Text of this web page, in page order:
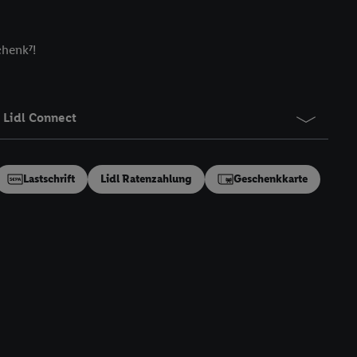
Lidl Connect
Lastschrift Lidl Ratenzahlung Geschenkkarte
gilt auch für die
für Werbung und
und
Informationen,
Utiq-
von oder
von
Profilen zur